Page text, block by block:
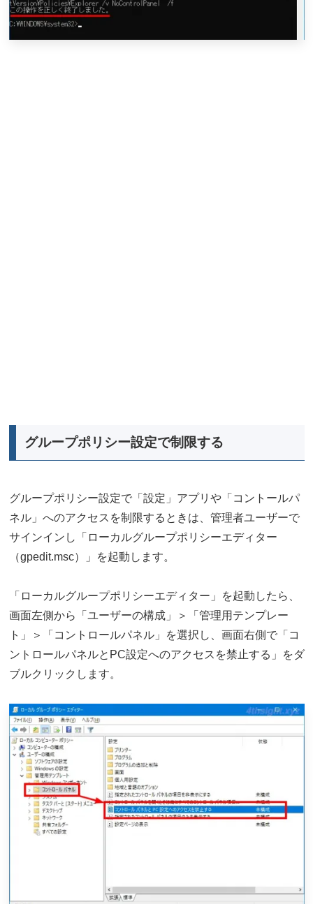
グループポリシー設定で制限する
グループポリシー設定で「設定」アプリや「コントールパ
ネル」へのアクセスを制限するときは、管理者ユーザーで
サインインし「ローカルグループポリシーエディター
（gpedit.msc）」を起動します。
「ローカルグループポリシーエディター」を起動したら、
画面左側から「ユーザーの構成」＞「管理用テンプレー
ト」＞「コントロールパネル」を選択し、画面右側で「コ
ントロールパネルとPC設定へのアクセスを禁止する」をダ
ブルクリックします。